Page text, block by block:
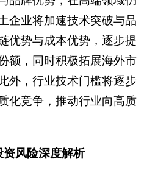
企业将加速技术突破与品
优势与成本优势，逐步提
额，同时积极拓展海外市
外，行业技术门槛将逐步
化竞争，推动行业向高质
资风险深度解析